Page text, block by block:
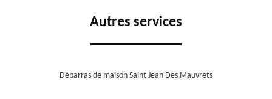
Autres services
Débarras de maison Saint Jean Des Mauvrets